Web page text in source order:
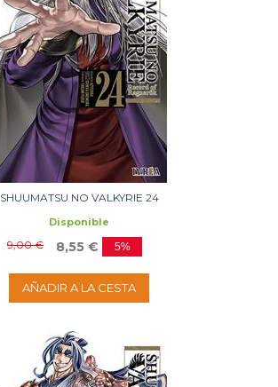
SHUUMATSU NO VALKYRIE 24
Disponible
9,00 € 8,55 € 5%
AÑADIR A LA CESTA